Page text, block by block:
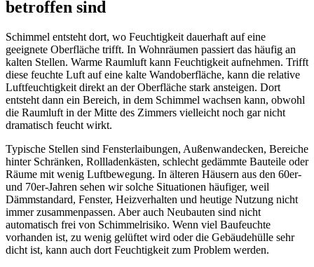
betroffen sind
Schimmel entsteht dort, wo Feuchtigkeit dauerhaft auf eine
geeignete Oberfläche trifft. In Wohnräumen passiert das häufig an
kalten Stellen. Warme Raumluft kann Feuchtigkeit aufnehmen. Trifft
diese feuchte Luft auf eine kalte Wandoberfläche, kann die relative
Luftfeuchtigkeit direkt an der Oberfläche stark ansteigen. Dort
entsteht dann ein Bereich, in dem Schimmel wachsen kann, obwohl
die Raumluft in der Mitte des Zimmers vielleicht noch gar nicht
dramatisch feucht wirkt.
Typische Stellen sind Fensterlaibungen, Außenwandecken, Bereiche
hinter Schränken, Rollladenkästen, schlecht gedämmte Bauteile oder
Räume mit wenig Luftbewegung. In älteren Häusern aus den 60er-
und 70er-Jahren sehen wir solche Situationen häufiger, weil
Dämmstandard, Fenster, Heizverhalten und heutige Nutzung nicht
immer zusammenpassen. Aber auch Neubauten sind nicht
automatisch frei von Schimmelrisiko. Wenn viel Baufeuchte
vorhanden ist, zu wenig gelüftet wird oder die Gebäudehülle sehr
dicht ist, kann auch dort Feuchtigkeit zum Problem werden.